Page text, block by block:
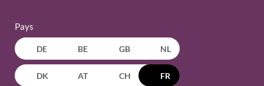
Pays
DE BE GB NL
DK AT CH FR